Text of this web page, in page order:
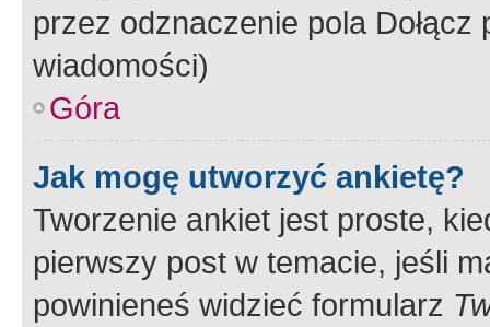
przez odznaczenie pola
wiadomości)
Góra
Jak mogę utworzyć ankietę?
Tworzenie ankiet jest proste,
pierwszy post w temacie, jeśli
powinieneś widzieć formularz